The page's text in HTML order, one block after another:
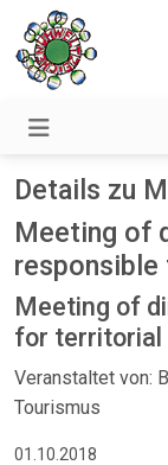
Details zu
Meeting of
Meeting of
for territorial
Veranstaltet von:
Tourismus
01.10.2018